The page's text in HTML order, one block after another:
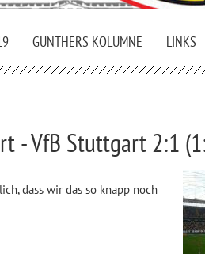
GUNTHERS KOLUMNE LINKS
- VfB Stuttgart 2:1
dass wir das so knapp noch